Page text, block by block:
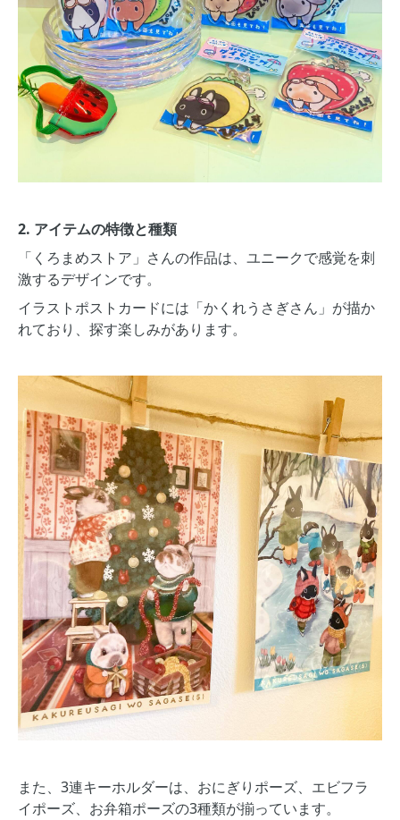
2. アイテムの特徴と種類
「くろまめストア」さんの作品は、ユニークで感覚を刺
激するデザインです。
イラストポストカードには「かくれうさぎさん」が描か
れており、探す楽しみがあります。
また、3連キーホルダーは、おにぎりポーズ、エビフラ
イポーズ、お弁箱ポーズの3種類が揃っています。